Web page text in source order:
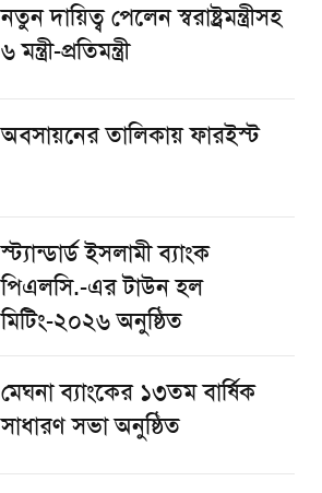
নতুন দায়িত্ব পেলেন স্বরাষ্ট্রমন্ত্রীসহ
৬ মন্ত্রী-প্রতিমন্ত্রী
অবসায়নের তালিকায় ফারইস্ট
স্ট্যান্ডার্ড ইসলামী ব্যাংক
পিএলসি.-এর টাউন হল
মিটিং-২০২৬ অনুষ্ঠিত
মেঘনা ব্যাংকের ১৩তম বার্ষিক
সাধারণ সভা অনুষ্ঠিত